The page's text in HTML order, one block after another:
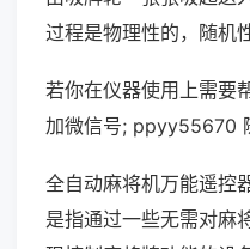
过程是物理性的，随机
若你在仪器使用上需要
加微信号; ppyy55670
全自动麻将机万能遥控
是指通过一些无需对麻